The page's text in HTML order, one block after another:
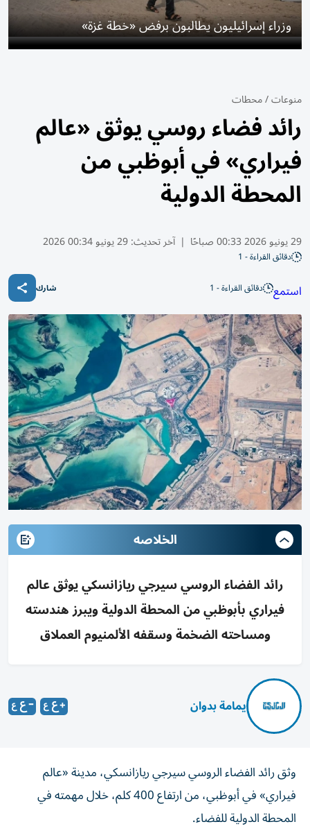
وزراء إسرائيليون يطالبون برفض «خطة غزة»
منوعات/محطات
رائد فضاء روسي يوثق «عالم
فيراري» في أبوظبي من
المحطة الدولية
29 يونيو 2026 00:33 صباحًا | آخر تحديث:29 يونيو 00:34 2026
دقائق القراءة - 1
استمع دقائق القراءة - 1 شارك
الخلاصه
رائد الفضاء الروسي سيرجي ريازانسكي يوثق عالم
فيراري بأبوظبي من المحطة الدولية ويبرز هندسته
ومساحته الضخمة وسقفه الألمنيوم العملاق
يمامة بدوان
وثق رائد الفضاء الروسي سيرجي ريازانسكي، مدينة «عالم
فيراري» في أبوظبي، من ارتفاع 400 كلم، خلال مهمته في
المحطة الدولية للفضاء.